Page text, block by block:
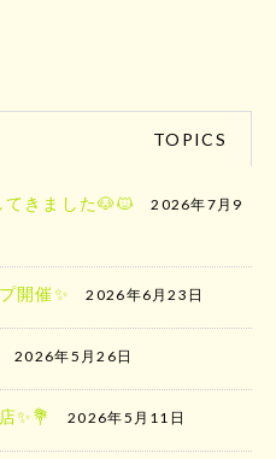
TOPICS
きました🐶🐱
2026年7月9
開催✨ 2026年6月23日
2026年5月26日
✨️💐 2026年5月11日